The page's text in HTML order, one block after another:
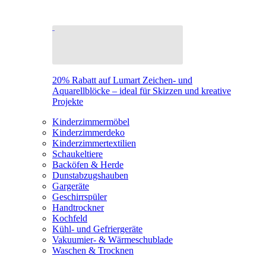
20% Rabatt auf Lumart Zeichen- und
Aquarellblöcke – ideal für Skizzen und kreative
Projekte
Kinderzimmermöbel
Kinderzimmerdeko
Kinderzimmertextilien
Schaukeltiere
Backöfen & Herde
Dunstabzugshauben
Gargeräte
Geschirrspüler
Handtrockner
Kochfeld
Kühl- und Gefriergeräte
Vakuumier- & Wärmeschublade
Waschen & Trocknen